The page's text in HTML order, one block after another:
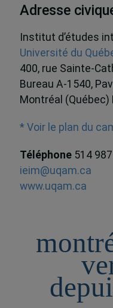
Adresse
Institut d’études
Université du
400, rue Sainte-
Bureau A-1540,
Montréal (Québec)
* Voir le plan du
Téléphone 514
ieim@uqam.ca
www.uqam.ca